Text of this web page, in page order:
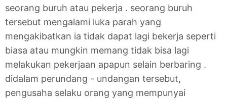
seorang buruh atau pekerja . seorang buruh
tersebut mengalami luka parah yang
mengakibatkan ia tidak dapat lagi bekerja seperti
biasa atau mungkin memang tidak bisa lagi
melakukan pekerjaan apapun selain berbaring .
didalam perundang - undangan tersebut,
pengusaha selaku orang yang mempunyai